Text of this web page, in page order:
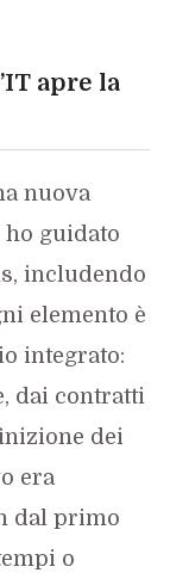
apre la
nuova
guidato
includendo
elemento è
integrato:
dai contratti
dei
era
dal primo
o